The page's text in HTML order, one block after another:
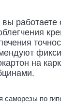
работаете
на
саморезы по